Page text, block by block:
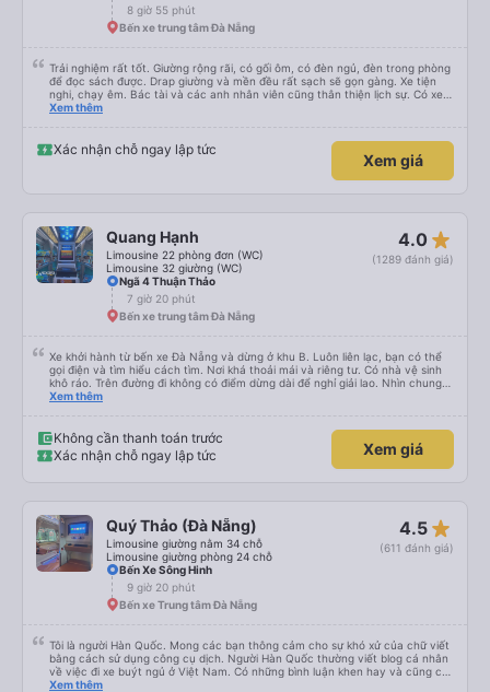
8 giờ 55 phút
Bến xe trung tâm Đà Nẵng
Trải nghiệm rất tốt. Giường rộng rãi, có gối ôm, có đèn ngủ, đèn trong phòng
để đọc sách được. Drap giường và mền đều rất sạch sẽ gọn gàng. Xe tiện
nghi, chạy êm. Bác tài và các anh nhân viên cũng thân thiện lịch sự. Có xe
trung chuyển về nội thành thành phố tuy hoà rất tiện. Giá vé hợp lý. Nói
Xem thêm
Xác nhận chỗ ngay lập tức
Xem giá
Quang Hạnh
Limousine 22 phòng đơn (WC)
Limousine 32 giường (WC)
4.0 star_rate
(1289 đánh giá)
Ngã 4 Thuận Thảo
7 giờ 20 phút
Bến xe trung tâm Đà Nẵng
Xe khởi hành từ bến xe Đà Nẵng và dừng ở khu B. Luôn liên lạc, bạn có thể
gọi điện và tìm hiểu cách tìm. Nơi khá thoải mái và riêng tư. Có nhà vệ sinh
khô ráo. Trên đường đi không có điểm dừng dài để nghỉ giải lao. Nhìn chung
mọi thứ đều tuyệt vời.
Xem thêm
Không cần thanh toán trước
Xác nhận chỗ ngay lập tức
Xem giá
Quý Thảo (Đà Nẵng)
Limousine giường nằm 34 chỗ
Limousine giường phòng 24 chỗ
4.5 star_rate
(611 đánh giá)
Bến Xe Sông Hinh
9 giờ 20 phút
Bến xe Trung tâm Đà Nẵng
Tôi là người Hàn Quốc. Mong các bạn thông cảm cho sự khó xử của chữ viết
bằng cách sử dụng công cụ dịch. Người Hàn Quốc thường viết blog cá nhân
về việc đi xe buýt ngủ ở Việt Nam. Có những bình luận khen hay và cũng có
những bình luận khen vất vả nên tôi đã rất lo lắng. Đó là một sự lo lắng vô
Xem thêm